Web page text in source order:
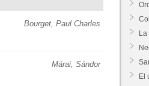
Bourget, Paul Charles
Márai, Sándor
El